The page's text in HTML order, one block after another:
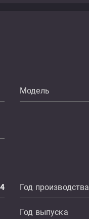
Модель
Год производства
Год выпуска